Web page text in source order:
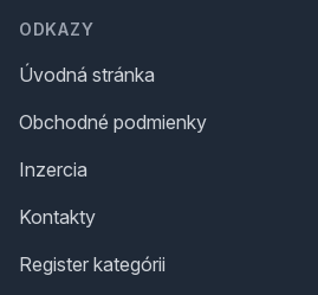
ODKAZY
Úvodná stránka
Obchodné podmienky
Inzercia
Kontakty
Register kategórii